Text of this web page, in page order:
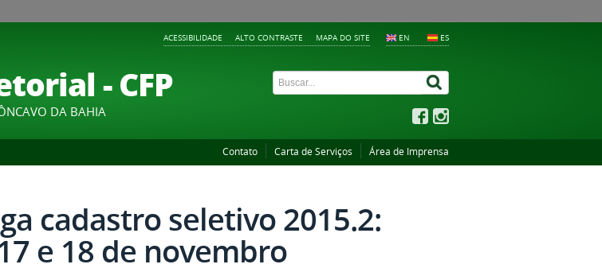
EN ES
ACESSIBILIDADE ALTO CONTRASTE MAPA DO SITE
- CFP
DA BAHIA
Contato Carta de Serviços Área de Imprensa
cadastro seletivo 2015.2:
e 18 de novembro